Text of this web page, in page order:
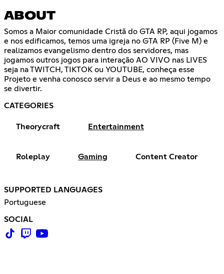
ABOUT
Somos a Maior comunidade Cristã do GTA RP, aqui jogamos
e nos edificamos, temos uma igreja no GTA RP (Five M) e
realizamos evangelismo dentro dos servidores, mas
jogamos outros jogos para interação AO VIVO nas LIVES
seja na TWITCH, TIKTOK ou YOUTUBE, conheça esse
Projeto e venha conosco servir a Deus e ao mesmo tempo
se divertir.
CATEGORIES
Theorycraft Entertainment
Roleplay Gaming Content Creator
SUPPORTED LANGUAGES
Portuguese
SOCIAL